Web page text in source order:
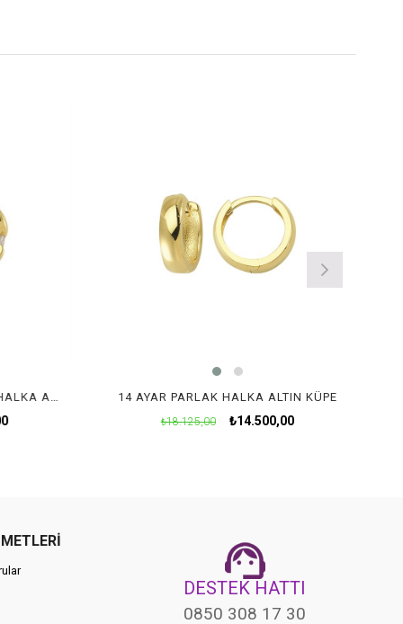
14 AYAR TEK TAŞLI MODERN HALKA ALTIN KÜPE 14 AYAR PARLAK HALKA ALTIN KÜPE
₺14.500,00
₺18.125,00
DESTEK HATTI
0850 308 17 30